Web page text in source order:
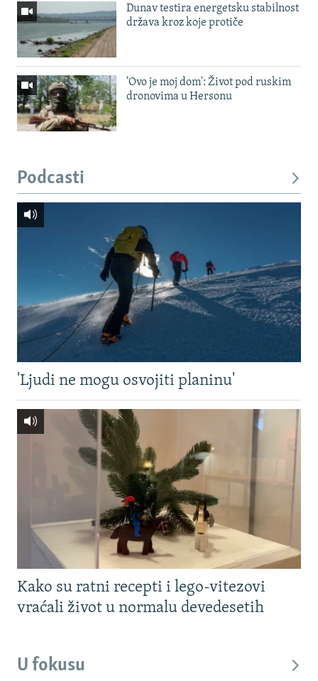
Dunav testira energetsku stabilnost
država kroz koje protiče
'Ovo je moj dom': Život pod ruskim
dronovima u Hersonu
Podcasti
'Ljudi ne mogu osvojiti planinu'
Kako su ratni recepti i lego-vitezovi
vraćali život u normalu devedesetih
U fokusu